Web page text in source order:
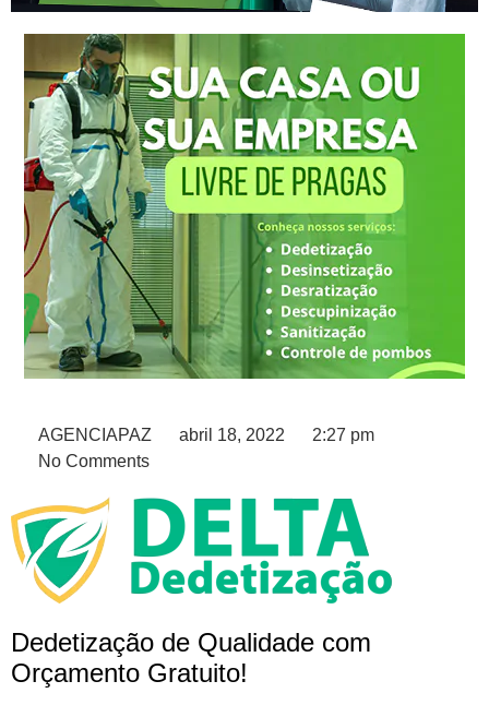
AGENCIAPAZ abril 18, 2022
2:27 pm
No Comments
Dedetização de Qualidade com
Orçamento Gratuito!